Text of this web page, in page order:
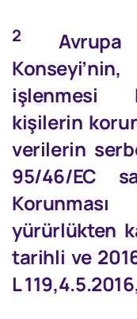
2
Avrupa
işlenmesi
kişilerin
verilerin
95/46/EC
yürürlükten
tarihli ve
L